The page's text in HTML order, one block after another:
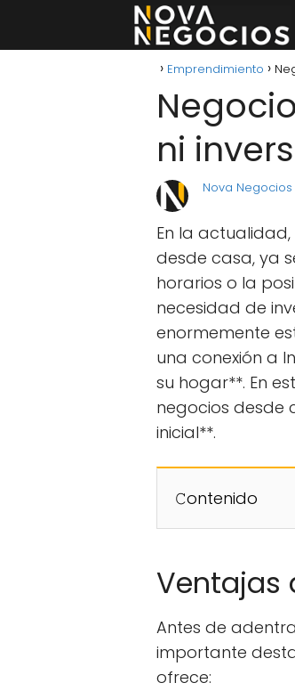
Emprendimiento
ni
Nova Negocios
En la
desde casa, ya
horarios o la
necesidad de
enormemente
una conexión a
su hogar**. En
negocios desde
inicial**.
𝙲ontenido
Ventajas
Antes de
importante
ofrece: